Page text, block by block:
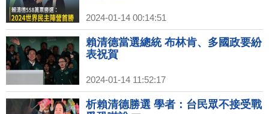
2024-01-14 00:14:51
賴清德當選總統 布林肯、多國政要紛
表祝賀
2024-01-14 11:52:17
析賴清德勝選 學者：台民眾不接受戰